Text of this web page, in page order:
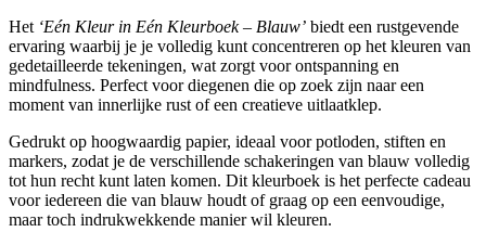
Het ‘Eén Kleur in Eén Kleurboek – Blauw’ biedt een rustgevende
ervaring waarbij je je volledig kunt concentreren op het kleuren van
gedetailleerde tekeningen, wat zorgt voor ontspanning en
mindfulness. Perfect voor diegenen die op zoek zijn naar een
moment van innerlijke rust of een creatieve uitlaatklep.
Gedrukt op hoogwaardig papier, ideaal voor potloden, stiften en
markers, zodat je de verschillende schakeringen van blauw volledig
tot hun recht kunt laten komen. Dit kleurboek is het perfecte cadeau
voor iedereen die van blauw houdt of graag op een eenvoudige,
maar toch indrukwekkende manier wil kleuren.